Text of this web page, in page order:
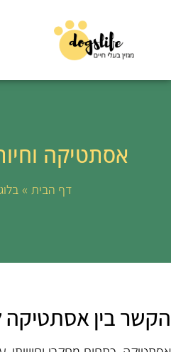
אסתטיקה
דף הבית »בלוג
הקשר בין אסתטיקה